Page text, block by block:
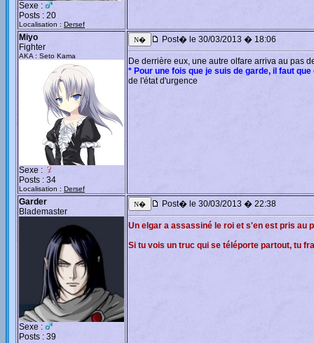
Sexe :
Posts : 20
Localisation : Dersef
Miyo
Fighter
AKA : Seto Kama
Sexe :
Posts : 34
Localisation : Dersef
Post� le 30/03/2013 � 18:06
De derrière eux, une autre olfare arriva au pas
* Pour une fois que je suis de garde, il faut
de l'état d'urgence
Garder
Blademaster
Sexe :
Posts : 39
Post� le 30/03/2013 � 22:38
Un elgar a assassiné le roi et s'en est pris au
Si tu vois un truc qui se téléporte partout, tu